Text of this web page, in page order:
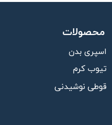
محصولات
اسپری بدن
تیوب کرم
قوطی نوشیدنی